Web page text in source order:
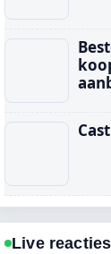
Live reacties